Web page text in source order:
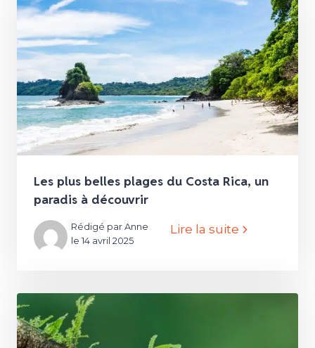
Les plus belles plages du Costa Rica, un
paradis à découvrir
Rédigé par Anne
le 14 avril 2025
Lire la suite